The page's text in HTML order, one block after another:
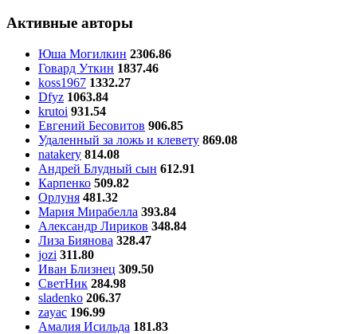
Активные авторы
Юша Могилкин 2306.86
Говард Уткин 1837.46
koss1967 1332.27
Dfyz 1063.84
krutoi 931.54
Евгений Бесовитов 906.85
Удаленный за ложь и клевету 869.08
natakery 814.08
Андрей Блудный сын 612.91
Карпенко 509.82
Орлуня 481.32
Мария Мирабелла 393.84
Александр Лириков 348.84
Лиза Биянова 328.47
jozi 311.80
Иван Близнец 309.50
СветНик 284.98
sladenko 206.37
zayac 196.99
Амалия Исильда 181.83